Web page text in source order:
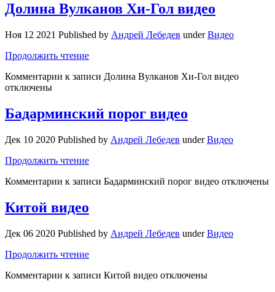
Долина Вулканов Хи-Гол видео
Ноя 12 2021 Published by Андрей Лебедев underВидео
Продолжить чтение
Комментарии к записи Долина Вулканов Хи-Гол видео
отключены
Бадарминский порог видео
Дек 10 2020 Published by Андрей Лебедев underВидео
Продолжить чтение
Комментарии к записи Бадарминский порог видео отключены
Китой видео
Дек 06 2020 Published by Андрей Лебедев underВидео
Продолжить чтение
Комментарии к записи Китой видео отключены